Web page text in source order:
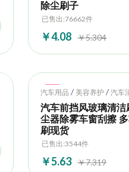
除尘刷子
已售出:76662件
￥4.08 ￥5.304
Hot
汽车用品 / 美容养护 / 汽车
汽车前挡风玻璃清洁
尘器除雾车窗刮擦
刷现货
已售出:3544件
￥5.63 ￥7.319